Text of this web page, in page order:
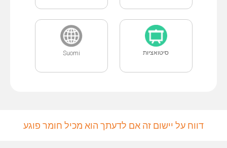
סיטואציות Suomi
דווח על יישום זה אם לדעתך הוא מכיל חומר פוגע